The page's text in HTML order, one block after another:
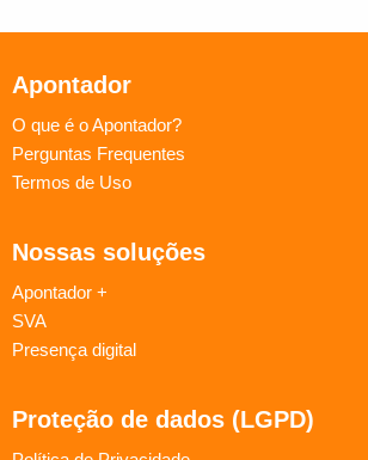
Apontador
O que é o Apontador?
Perguntas Frequentes
Termos de Uso
Nossas soluções
Apontador +
SVA
Presença digital
Proteção de dados (LGPD)